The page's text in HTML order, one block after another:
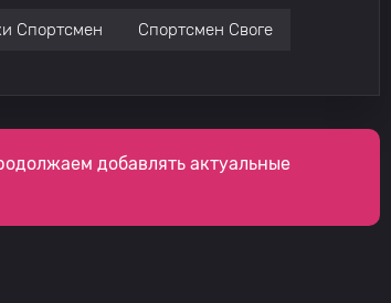
Спортсмен Спортсмен Своге
добавлять актуальные